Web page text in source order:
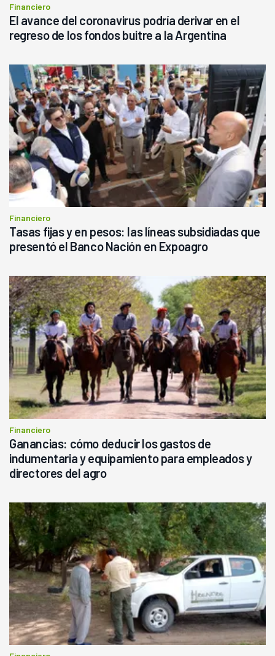
Financiero
El avance del coronavirus podría derivar en el
regreso de los fondos buitre a la Argentina
Financiero
Tasas fijas y en pesos: las líneas subsidiadas que
presentó el Banco Nación en Expoagro
Financiero
Ganancias: cómo deducir los gastos de
indumentaria y equipamiento para empleados y
directores del agro